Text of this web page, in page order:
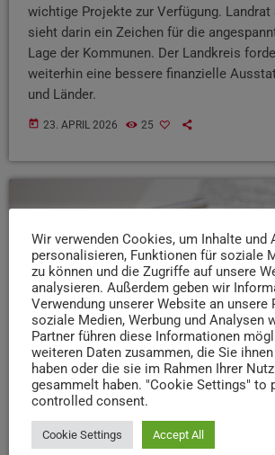
wichtige Projekte zur Verfügung.
sieht darin ein Zeichen für die
Lage der Kommunen. Der Landkreis
weiterhin eine bessere finanzielle
und Länder.
today 23. APRIL 2026 25
NEWS
Wir verwenden Cookies, um Inhalte und
personalisieren, Funktionen für soziale
zu können und die Zugriffe auf unsere
analysieren. Außerdem geben wir
Verwendung unserer Website an unsere
soziale Medien, Werbung und Analysen
Partner führen diese Informationen
weiteren Daten zusammen, die Sie
haben oder die sie im Rahmen Ihrer
gesammelt haben. "Cookie Settings" to
controlled consent.
Cookie Settings Accept All